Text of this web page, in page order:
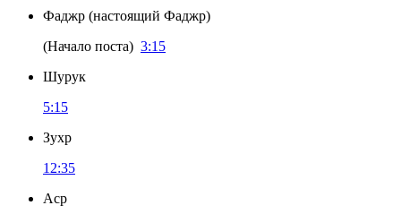
Фаджр (настоящий Фаджр)
(Начало поста) 3:15
Шурук
5:15
Зухр
12:35
Аср